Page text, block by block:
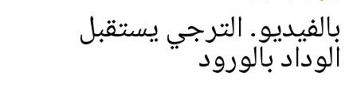
بالفيديو. الترجي يستقبل
الوداد بالورود